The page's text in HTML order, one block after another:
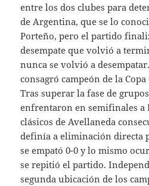
entre los dos clubes para
de Argentina, que se lo
Porteño, pero el partido
desempate que volvió a
nunca se volvió a
consagró campeón de la
Tras superar la fase de
enfrentaron en semifinales a
clásicos de Avellaneda
definía a eliminación directa
se empató 0-0 y lo mismo
se repitió el partido.
segunda ubicación de los